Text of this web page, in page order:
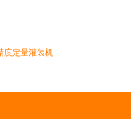
度定量灌装机